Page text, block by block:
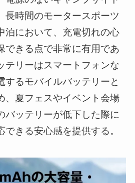
長時間のモータースポーツ
泊において、充電切れの心
できる点で非常に有用であ
テリーはスマートフォンな
するモバイルバッテリーと
、夏フェスやイベント会場
バッテリーが低下した際に
できる安心感を提供する。